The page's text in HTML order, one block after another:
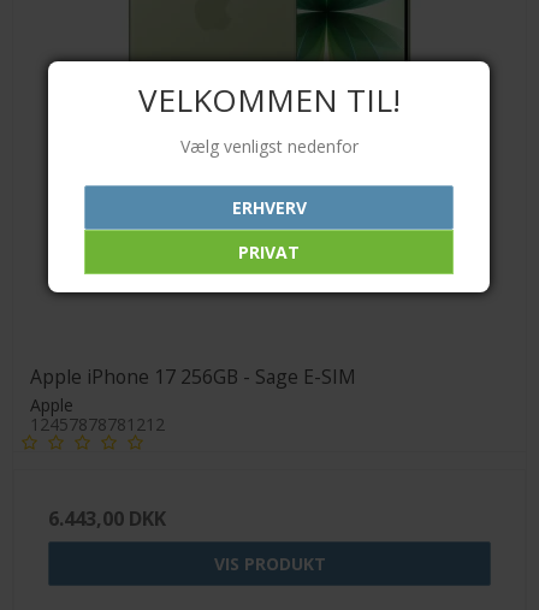
Apple iPhone 17 256GB - Sage E-SIM
Apple
12457878781212
6.443,00 DKK
VIS PRODUKT
VELKOMMEN TIL!
Vælg venligst nedenfor
ERHVERV
PRIVAT